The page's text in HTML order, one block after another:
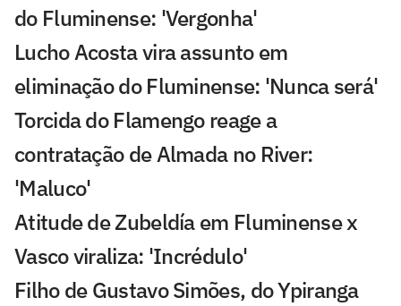
do Fluminense: 'Vergonha'
Lucho Acosta vira assunto em
eliminação do Fluminense: 'Nunca será'
Torcida do Flamengo reage a
contratação de Almada no River:
'Maluco'
Atitude de Zubeldía em Fluminense x
Vasco viraliza: 'Incrédulo'
Filho de Gustavo Simões, do Ypiranga